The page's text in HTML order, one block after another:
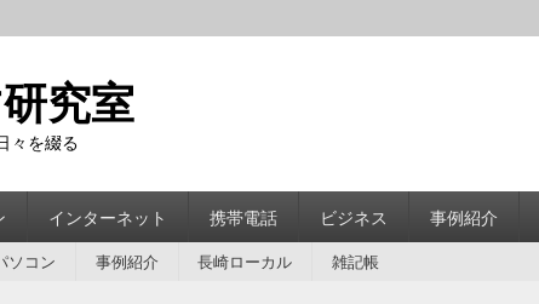
究室
々を綴る
インターネット 携帯電話 ビジネス 事例紹介
ソコン 事例紹介 長崎ローカル 雑記帳